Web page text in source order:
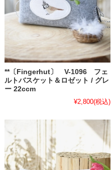
**〔Fingerhut〕 V-1096 フェ
ルトバスケット＆ロゼット / グレ
ー 22ccm
¥2,800(税込)